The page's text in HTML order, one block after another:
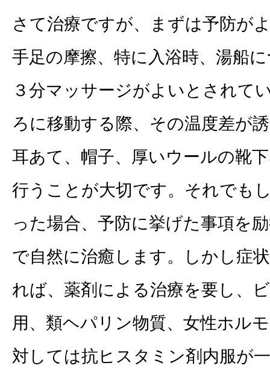
さて治療ですが、まずは予防が
手足の摩擦、特に入浴時、湯船
３分マッサージがよいとされて
ろに移動する際、その温度差が
耳あて、帽子、厚いウールの靴
行うことが大切です。それでも
った場合、予防に挙げた事項を
で自然に治癒します。しかし症
れば、薬剤による治療を要し、
用、類ヘパリン物質、女性ホル
対しては抗ヒスタミン剤内服が